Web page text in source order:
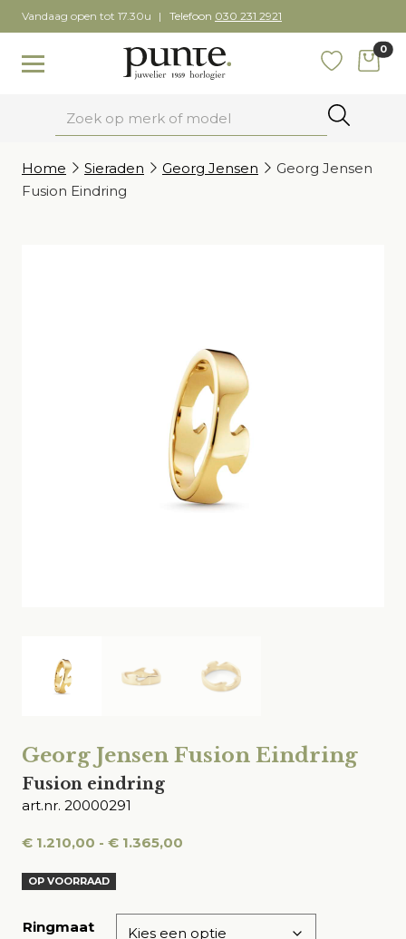
Skip
to
content
Vandaag open tot 17.30u Telefoon 030 231 2921
Toggle navigation
0
Home
Sieraden Georg Jensen
Georg Jensen
Fusion Eindring
Georg Jensen Fusion Eindring
Fusion eindring
art.nr. 20000291
€ 1.210,00 - € 1.365,00
€ 1.365,00
OP VOORRAAD
Ringmaat